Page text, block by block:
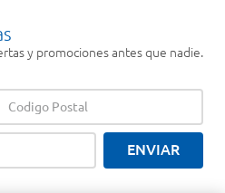
y promociones antes que nadie.
ENVIAR